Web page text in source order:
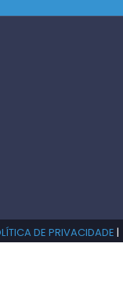
DE PRIVACIDADE |